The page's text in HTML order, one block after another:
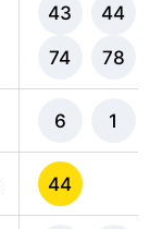
43 44
74 78
6 1
44